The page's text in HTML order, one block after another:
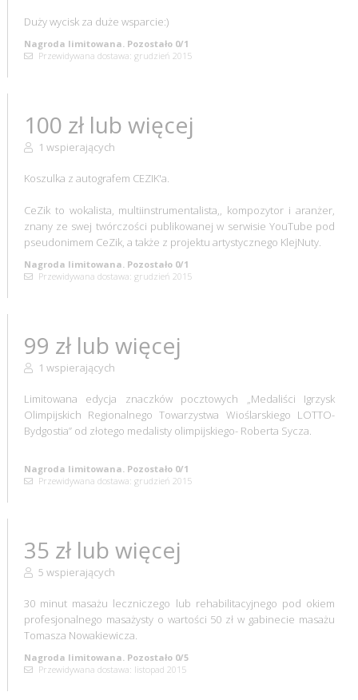
Duży wycisk za duże wsparcie:)
Nagroda limitowana. Pozostało 0/1
Przewidywana dostawa: grudzień 2015
100 zł lub więcej
1 wspierających
Koszulka z autografem CEZIK'a.
CeZik to wokalista, multiinstrumentalista,, kompozytor i aranżer,
znany ze swej twórczości publikowanej w serwisie YouTube pod
pseudonimem CeZik, a także z projektu artystycznego KlejNuty.
Nagroda limitowana. Pozostało 0/1
Przewidywana dostawa: grudzień 2015
99 zł lub więcej
1 wspierających
Limitowana edycja znaczków pocztowych „Medaliści Igrzysk
Olimpijskich Regionalnego Towarzystwa Wioślarskiego LOTTO-
Bydgostia” od złotego medalisty olimpijskiego- Roberta Sycza.
Nagroda limitowana. Pozostało 0/1
Przewidywana dostawa: grudzień 2015
35 zł lub więcej
5 wspierających
30 minut masażu leczniczego lub rehabilitacyjnego pod okiem
profesjonalnego masażysty o wartości 50 zł w gabinecie masażu
Tomasza Nowakiewicza.
Nagroda limitowana. Pozostało 0/5
Przewidywana dostawa: listopad 2015